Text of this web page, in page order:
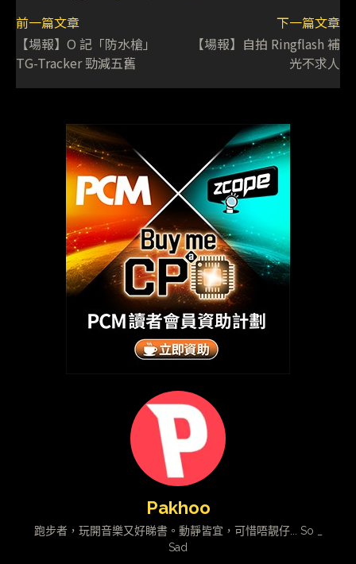
前一篇文章
【場報】O 記「防水槍」
TG-Tracker 勁減五舊
下一篇文章
【場報】自拍 Ringflash 補
光不求人
Pakhoo
跑步者，玩開音樂又好睇書。動靜皆宜，可惜唔靚仔... So _
Sad